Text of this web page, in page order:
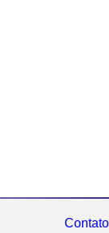
Contato